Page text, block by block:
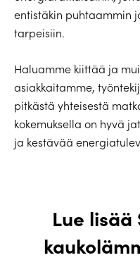
entistäkin puhtaammin
tarpeisiin.
Haluamme kiittää ja
asiakkaitamme,
pitkästä yhteisestä
kokemuksella on hyvä
ja kestävää
Lue lisää